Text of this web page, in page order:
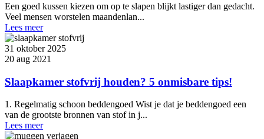
Een goed kussen kiezen om op te slapen blijkt lastiger dan gedacht.
Veel mensen worstelen maandenlan...
Lees meer
31 oktober 2025
20 aug 2021
Slaapkamer stofvrij houden? 5 onmisbare tips!
1. Regelmatig schoon beddengoed Wist je dat je beddengoed een
van de grootste bronnen van stof in j...
Lees meer